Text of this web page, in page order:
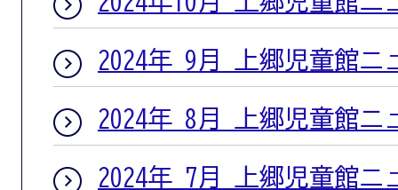
2024年 9月 上郷児童館ニ
2024年 8月 上郷児童館ニ
2024年 7月 上郷児童館ニ